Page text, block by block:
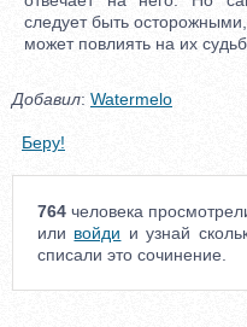
следует быть
может повлиять на их
Добавил: Watermelo
Беру!
764 человека
или войди и узнай
списали это сочинение.